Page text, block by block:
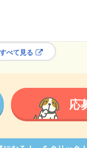
べて見る
応